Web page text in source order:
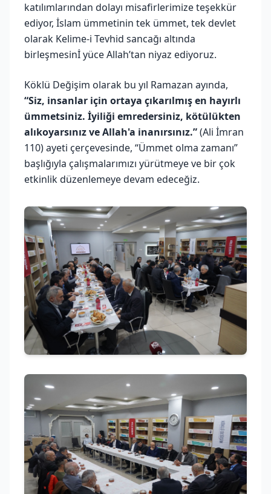
katılımlarından dolayı misafirlerimize teşekkür
ediyor, İslam ümmetinin tek ümmet, tek devlet
olarak Kelime-i Tevhid sancağı altında
birleşmesinİ yüce Allah’tan niyaz ediyoruz.
Köklü Değişim olarak bu yıl Ramazan ayında,
“Siz, insanlar için ortaya çıkarılmış en hayırlı
ümmetsiniz. İyiliği emredersiniz, kötülükten
alıkoyarsınız ve Allah'a inanırsınız.”(Ali İmran
110) ayeti çerçevesinde, “Ümmet olma zamanı”
başlığıyla çalışmalarımızı yürütmeye ve bir çok
etkinlik düzenlemeye devam edeceğiz.